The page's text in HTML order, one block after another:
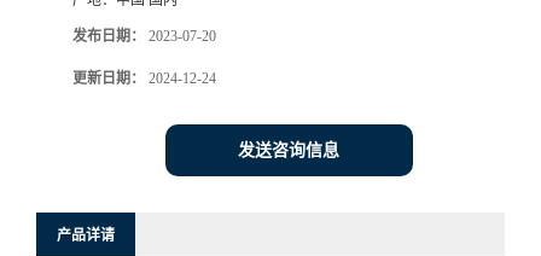
发布日期： 2023-07-20
更新日期： 2024-12-24
发送咨询信息
产品详请